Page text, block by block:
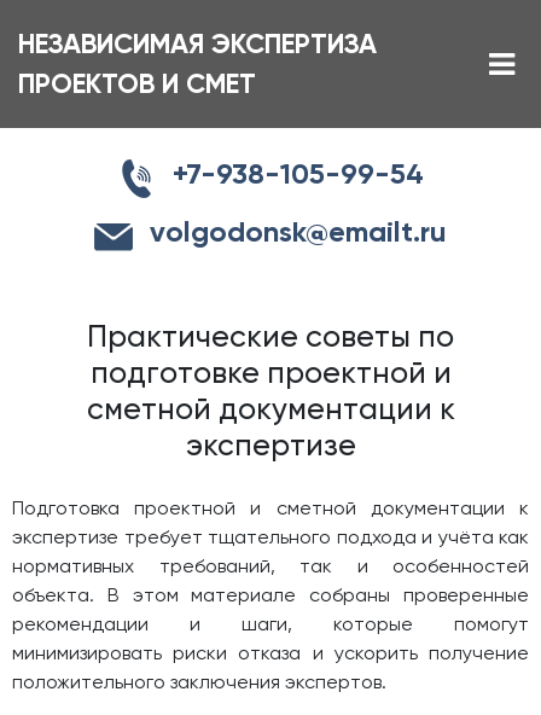
НЕЗАВИСИМАЯ ЭКСПЕРТИЗА
ПРОЕКТОВ И СМЕТ
+7-938-105-99-54
volgodonsk@emailt.ru
Практические советы по
подготовке проектной и
сметной документации к
экспертизе
Подготовка проектной и сметной документации к
экспертизе требует тщательного подхода и учёта как
нормативных требований, так и особенностей
объекта. В этом материале собраны проверенные
рекомендации и шаги, которые помогут
минимизировать риски отказа и ускорить получение
положительного заключения экспертов.